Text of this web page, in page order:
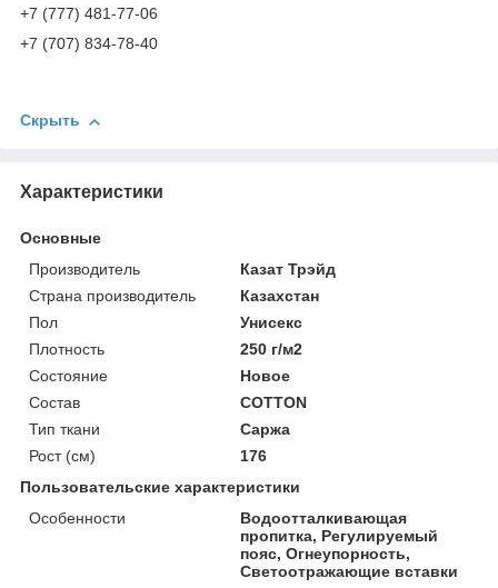
+7 (777) 481-77-06
+7 (707) 834-78-40
Скрыть
Характеристики
Основные
Производитель
Казат Трэйд
Страна производитель
Казахстан
Пол
Унисекс
Плотность
250 г/м2
Состояние
Новое
Состав
COTTON
Тип ткани
Саржа
Рост (см)
176
Пользовательские характеристики
Особенности
Водоотталкивающая
пропитка, Регулируемый
пояс, Огнеупорность,
Светоотражающие вставки